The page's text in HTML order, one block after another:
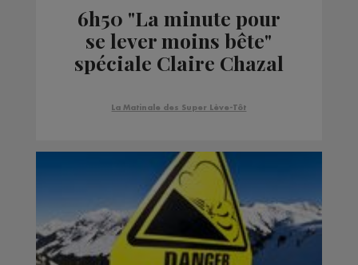
6h50 "La minute pour
se lever moins bête"
spéciale Claire Chazal
La Matinale des Super Lève-Tôt